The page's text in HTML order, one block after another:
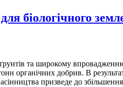
біологічного
та широкому
органічних добрив. В
призведе до